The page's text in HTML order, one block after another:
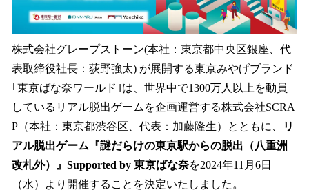
す
株式会社グレープストーン(本社：東京都中央区銀座、代
表取締役社長：荻野強太) が展開する東京みやげブランド
｢東京ばな奈ワールド｣は、世界中で1300万人以上を動員
しているリアル脱出ゲームを企画運営する株式会社SCRA
P（本社：東京都渋谷区、代表：加藤隆生）とともに、
リ
アル脱出ゲーム『謎だらけの東京駅からの脱出（八重洲
改札外）』Supported by 東京ばな奈を2024年11月6日
（水）より開催することを決定いたしました。